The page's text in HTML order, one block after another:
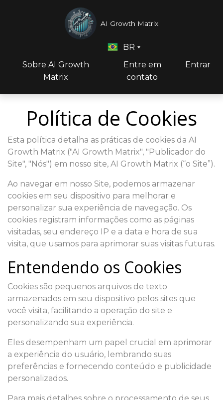
AI Growth Matrix
Sobre AI Growth
Matrix
Entre em
contato
Entrar
BR
Política de Cookies
Esta política detalha as práticas de cookies da AI
Growth Matrix ("AI Growth Matrix", "Publicador do
Site", "Nós") em nosso site, AI Growth Matrix (“o Site”).
Ao navegar em nosso Site, podemos armazenar
cookies em seu dispositivo para melhorar e
personalizar sua experiência de navegação. Os
cookies registram informações como as páginas
visitadas, seu endereço IP e a data e hora de sua
visita, que usamos para aprimorar suas visitas futuras.
Entendendo os Cookies
Cookies são pequenos arquivos de texto
armazenados em seu dispositivo pelos sites que
você visita, facilitando a operação do site e
personalizando sua experiência.
Eles desempenham um papel crucial em aprimorar
a experiência do usuário, lembrando suas
preferências e fornecendo conteúdo e publicidade
personalizados.